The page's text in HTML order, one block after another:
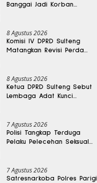
Banggai Jadi Korban
8 Agustus 2026
Komisi IV DPRD Sulteng
Matangkan Revisi Perda
8 Agustus 2026
Ketua DPRD Sulteng Sebut
Lembaga Adat Kunci
7 Agustus 2026
Polisi Tangkap Terduga
Pelaku Pelecehan Seksual
7 Agustus 2026
Satresnarkoba Polres Parigi